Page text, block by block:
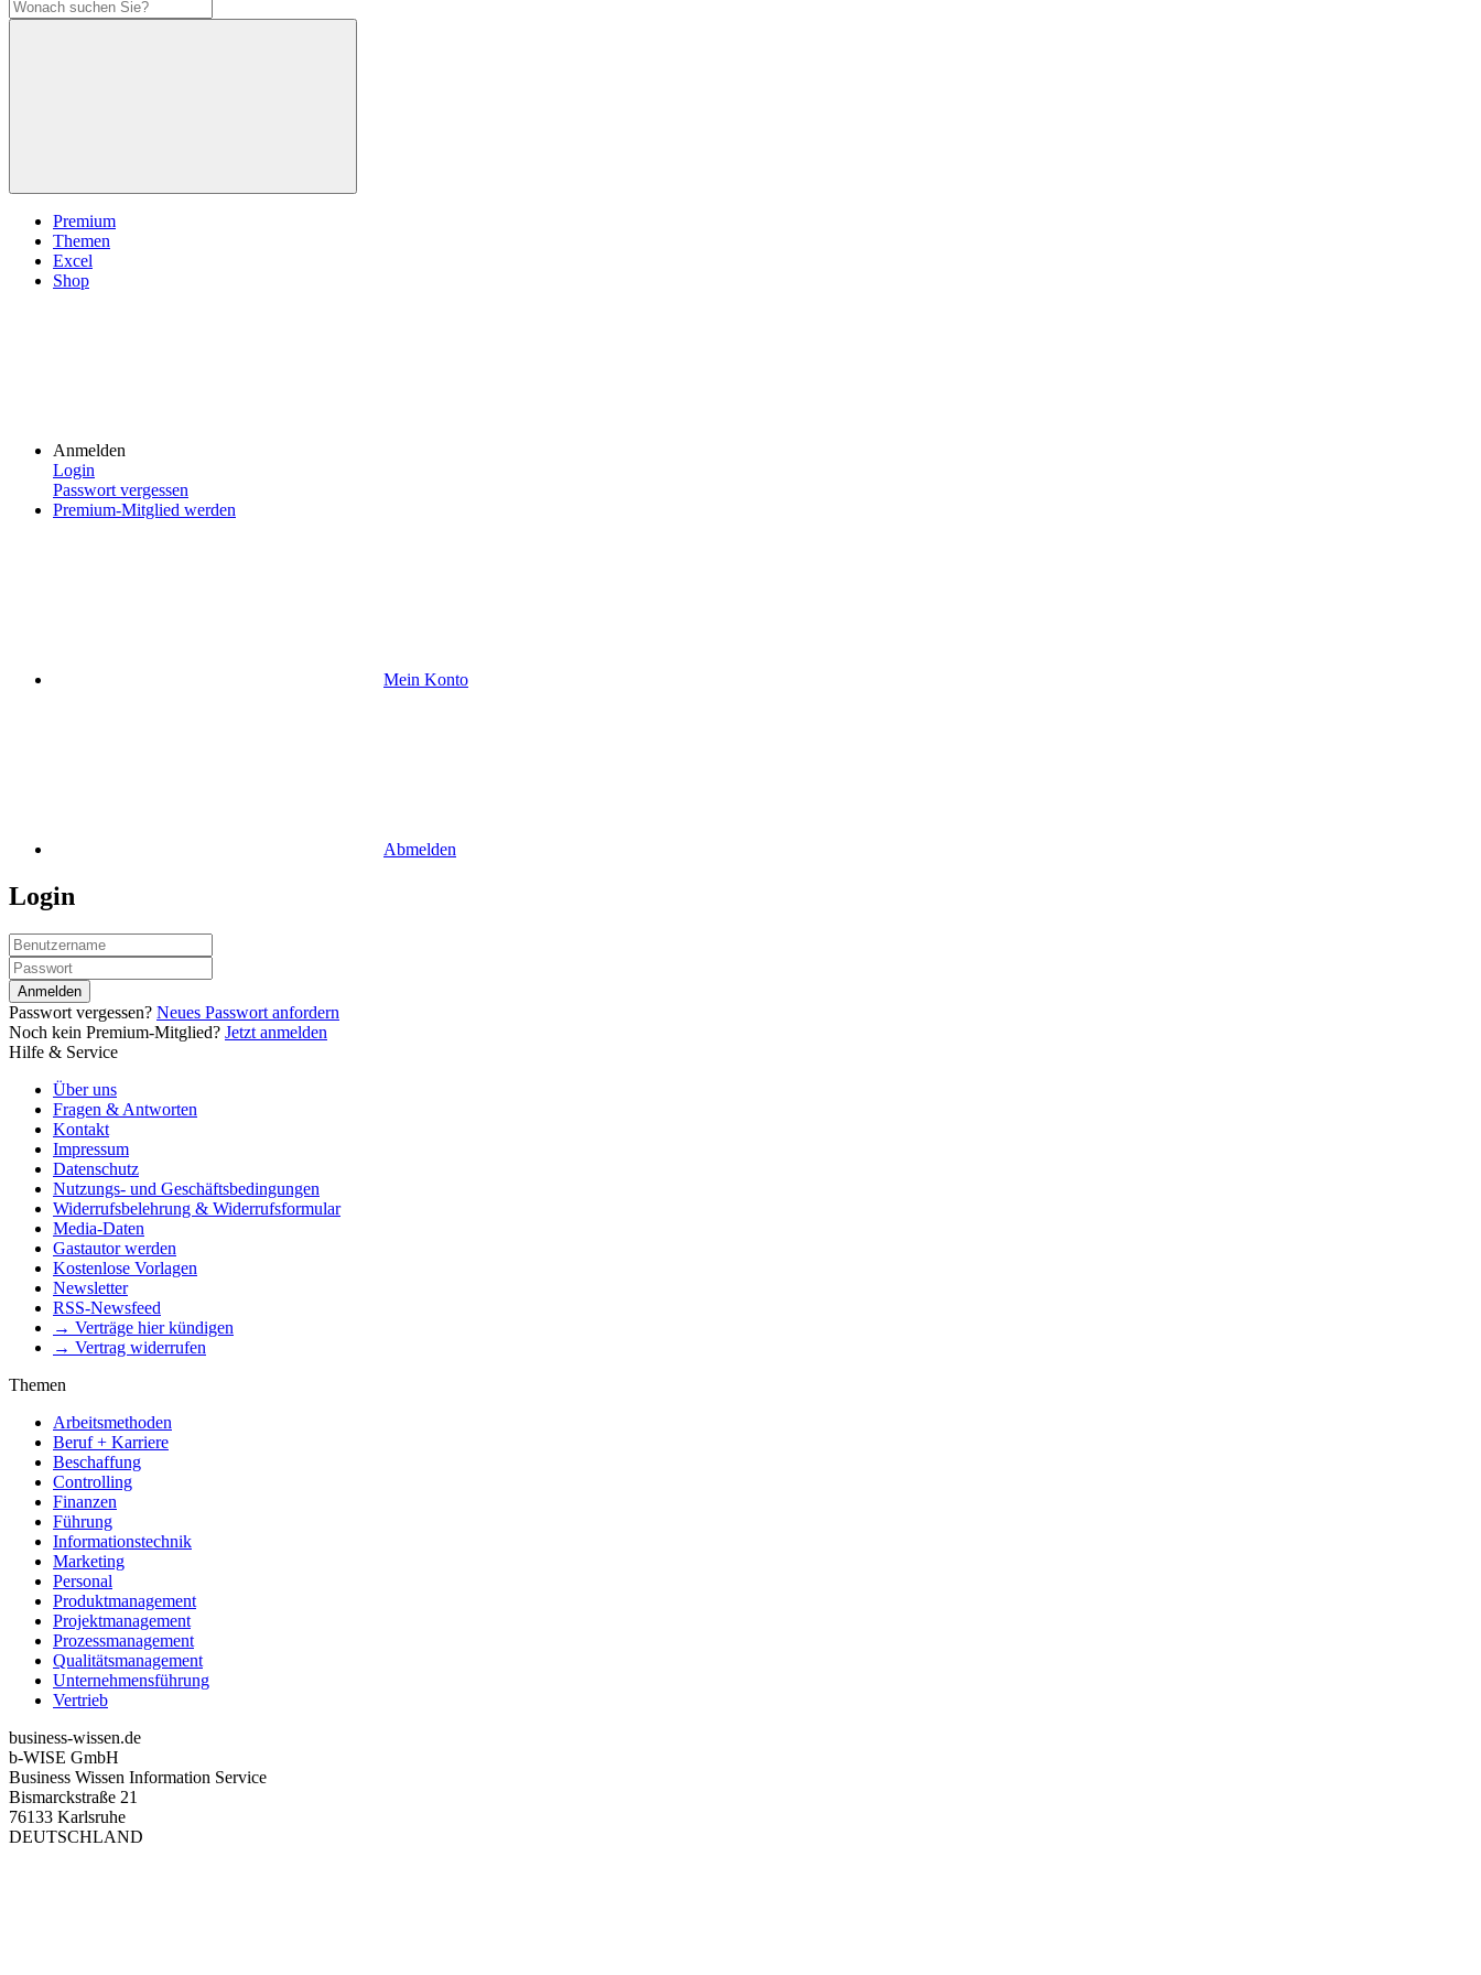
Premium
Themen
Excel
Shop
Anmelden
Login
Passwort vergessen
Premium-Mitglied werden
Mein Konto
Abmelden
Login
Anmelden
Passwort vergessen? Neues Passwort anfordern
Noch kein Premium-Mitglied? Jetzt anmelden
Hilfe & Service
Über uns
Fragen & Antworten
Kontakt
Impressum
Datenschutz
Nutzungs- und Geschäftsbedingungen
Widerrufsbelehrung & Widerrufsformular
Media-Daten
Gastautor werden
Kostenlose Vorlagen
Newsletter
RSS-Newsfeed
→ Verträge hier kündigen
→ Vertrag widerrufen
Themen
Arbeitsmethoden
Beruf + Karriere
Beschaffung
Controlling
Finanzen
Führung
Informationstechnik
Marketing
Personal
Produktmanagement
Projektmanagement
Prozessmanagement
Qualitätsmanagement
Unternehmensführung
Vertrieb
business-wissen.de
b-WISE GmbH
Business Wissen Information Service
Bismarckstraße 21
76133 Karlsruhe
DEUTSCHLAND